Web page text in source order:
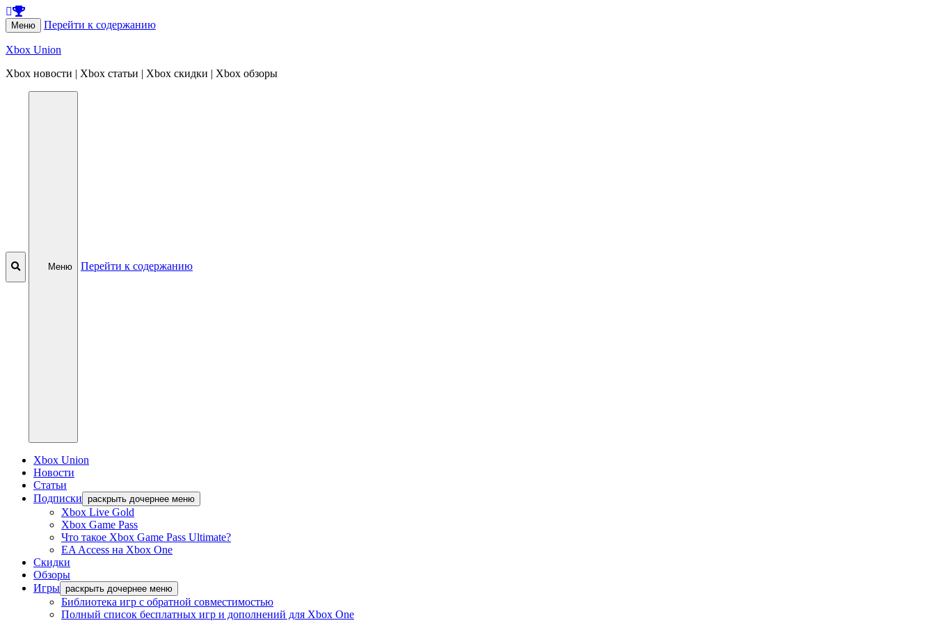
Меню Перейти к содержанию
Xbox Union
Xbox новости | Xbox статьи | Xbox скидки | Xbox обзоры
Меню Перейти к содержанию
Xbox Union
Новости
Статьи
Подписки раскрыть дочернее меню
Xbox Live Gold
Xbox Game Pass
Что такое Xbox Game Pass Ultimate?
EA Access на Xbox One
Скидки
Обзоры
Игры раскрыть дочернее меню
Библиотека игр с обратной совместимостью
Полный список бесплатных игр и дополнений для Xbox One